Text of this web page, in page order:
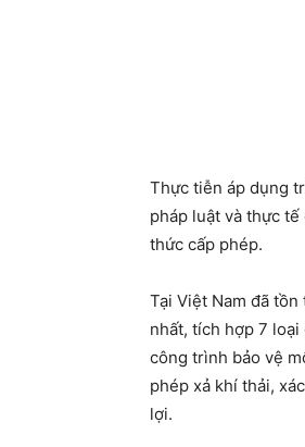
Thực tiễn áp dụng
pháp luật và thực
thức cấp phép.
Tại Việt Nam đã
nhất, tích hợp 7
công trình bảo vệ
phép xả khí thải,
lợi.